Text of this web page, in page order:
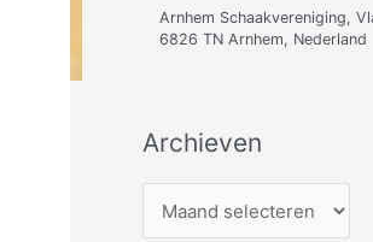
Arnhem Schaakvereniging,
6826 TN Arnhem, Nederland
Archieven